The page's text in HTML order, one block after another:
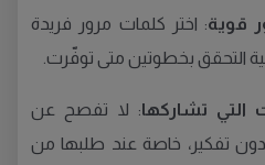
قوية: اختر كلمات مرور فريدة
التحقق بخطوتين متى توفّرت.
التي تشاركها: لا تفصح عن
تفكير، خاصة عند طلبها من